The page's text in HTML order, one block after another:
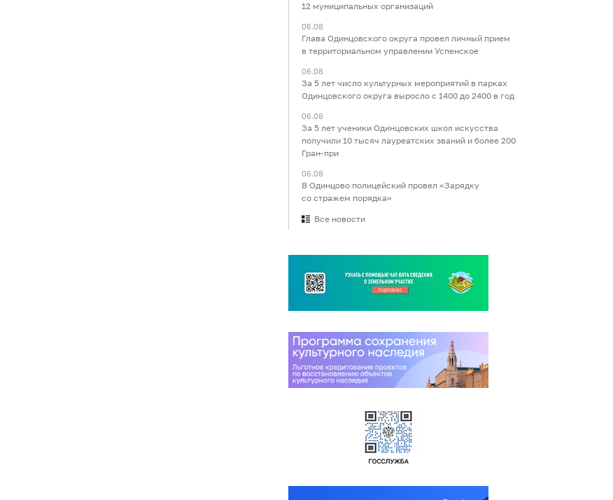
12 муниципальных организаций
06.08
Глава Одинцовского округа провел личный прием
в территориальном управлении Успенское
06.08
За 5 лет число культурных мероприятий в парках
Одинцовского округа выросло с 1400 до 2400 в год
06.08
За 5 лет ученики Одинцовских школ искусства
получили 10 тысяч лауреатских званий и более 200
Гран-при
06.08
В Одинцово полицейский провел «Зарядку
со стражем порядка»
Все новости